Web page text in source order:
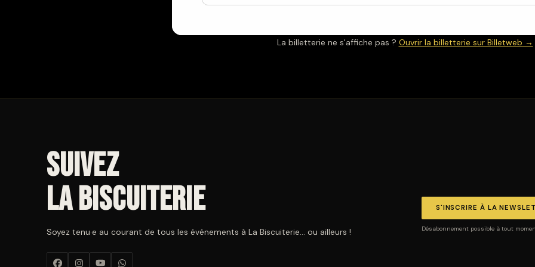
La billetterie ne s'affiche pas ? Ouvrir la billetterie sur Billetweb →
Suivez
La Biscuiterie
Soyez tenu·e au courant de tous les événements à La Biscuiterie… ou ailleurs !
S'INSCRIRE À LA
Désabonnement possible à tout